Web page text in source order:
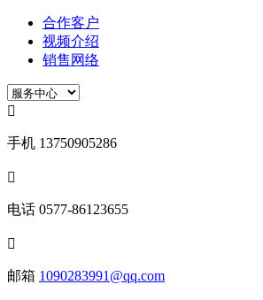
合作客户
视频介绍
销售网络

手机 13750905286

电话 0577-86123655

邮箱 1090283991@qq.com